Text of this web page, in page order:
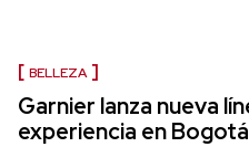
BELLEZA
Garnier lanza nueva
experiencia en Bogotá